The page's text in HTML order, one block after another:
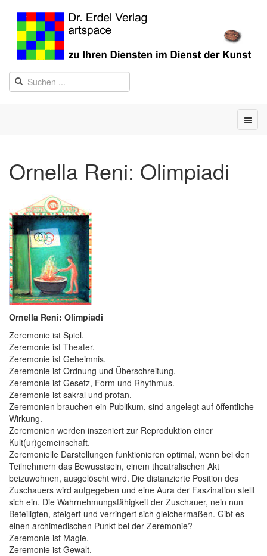
Ornella Reni: Olimpiadi
Ornella Reni: Olimpiadi
Zeremonie ist Spiel.
Zeremonie ist Theater.
Zeremonie ist Geheimnis.
Zeremonie ist Ordnung und Überschreitung.
Zeremonie ist Gesetz, Form und Rhythmus.
Zeremonie ist sakral und profan.
Zeremonien brauchen ein Publikum, sind angelegt auf öffentliche
Wirkung.
Zeremonien werden inszeniert zur Reproduktion einer
Kult(ur)gemeinschaft.
Zeremonielle Darstellungen funktionieren optimal, wenn bei den
Teilnehmern das Bewusstsein, einem theatralischen Akt
beizuwohnen, ausgelöscht wird. Die distanzierte Position des
Zuschauers wird aufgegeben und eine Aura der Faszination stellt
sich ein. Die Wahrnehmungsfähigkeit der Zuschauer, nein nun
Beteiligten, steigert und verringert sich gleichermaßen. Gibt es
einen archimedischen Punkt bei der Zeremonie?
Zeremonie ist Magie.
Zeremonie ist Gewalt.